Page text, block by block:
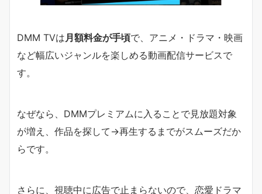
DMM TVは 月額料金が手頃で、アニメ・ドラマ・映画
など幅広いジャンルを楽しめる動画配信サービスで
す。
なぜなら、DMMプレミアムに入ることで見放題対象
が増え、作品を探して→再生するまでがスムーズだか
らです。
さらに、視聴中に広告で止まらないので、恋愛ドラマ